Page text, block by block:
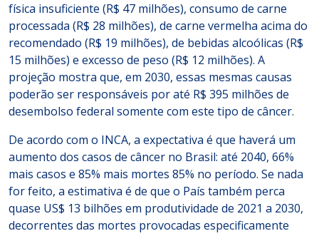
física insuficiente (R$ 47 milhões), consumo de carne
processada (R$ 28 milhões), de carne vermelha acima do
recomendado (R$ 19 milhões), de bebidas alcoólicas (R$
15 milhões) e excesso de peso (R$ 12 milhões). A
projeção mostra que, em 2030, essas mesmas causas
poderão ser responsáveis por até R$ 395 milhões de
desembolso federal somente com este tipo de câncer.
De acordo com o INCA, a expectativa é que haverá um
aumento dos casos de câncer no Brasil: até 2040, 66%
mais casos e 85% mais mortes 85% no período. Se nada
for feito, a estimativa é de que o País também perca
quase US$ 13 bilhões em produtividade de 2021 a 2030,
decorrentes das mortes provocadas especificamente